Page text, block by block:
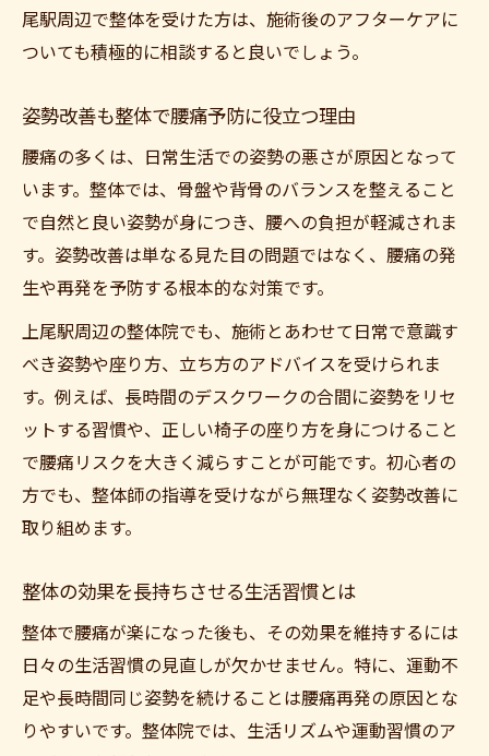
尾駅周辺で整体を受けた方は、施術後のアフターケアに
ついても積極的に相談すると良いでしょう。
姿勢改善も整体で腰痛予防に役立つ理由
腰痛の多くは、日常生活での姿勢の悪さが原因となって
います。整体では、骨盤や背骨のバランスを整えること
で自然と良い姿勢が身につき、腰への負担が軽減されま
す。姿勢改善は単なる見た目の問題ではなく、腰痛の発
生や再発を予防する根本的な対策です。
上尾駅周辺の整体院でも、施術とあわせて日常で意識す
べき姿勢や座り方、立ち方のアドバイスを受けられま
す。例えば、長時間のデスクワークの合間に姿勢をリセ
ットする習慣や、正しい椅子の座り方を身につけること
で腰痛リスクを大きく減らすことが可能です。初心者の
方でも、整体師の指導を受けながら無理なく姿勢改善に
取り組めます。
整体の効果を長持ちさせる生活習慣とは
整体で腰痛が楽になった後も、その効果を維持するには
日々の生活習慣の見直しが欠かせません。特に、運動不
足や長時間同じ姿勢を続けることは腰痛再発の原因とな
りやすいです。整体院では、生活リズムや運動習慣のア